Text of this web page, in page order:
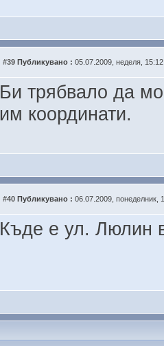
#39 Публикувано : 05.07.2009, неделя,
Би трябвало да
им координати.
#40 Публикувано : 06.07.2009, понеделник,
Къде е ул. Люлин